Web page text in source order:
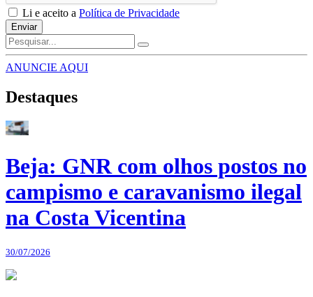
Li e aceito a Política de Privacidade
Enviar
ANUNCIE AQUI
Destaques
Beja: GNR com olhos postos no
campismo e caravanismo ilegal
na Costa Vicentina
30/07/2026